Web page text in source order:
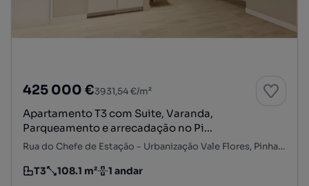
425 000 €3931,54 €/m²
Apartamento T3 com Suite, Varanda,
Parqueamento e arrecadação no Pi...
Rua do Chefe de Estação - Urbanização Vale Flores, Pinhal Novo, Palmela, Setúbal
Tipologia
T3
Preço por metro quadrado
108.1 m²
Andar 1 andar